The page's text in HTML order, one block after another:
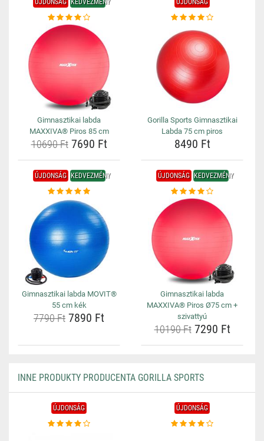
ÚJDONSÁG KEDVEZMÉNY
Gimnasztikai labda
MAXXIVA® Piros 85 cm
10690 Ft7690 Ft
ÚJDONSÁG
Gorilla Sports Gimnasztikai
Labda 75 cm piros
8490 Ft
ÚJDONSÁG KEDVEZMÉNY
Gimnasztikai labda MOVIT®
55 cm kék
7790 Ft 7890 Ft
ÚJDONSÁG KEDVEZMÉNY
Gimnasztikai labda
MAXXIVA® Piros Ø75 cm +
szivattyú
10190 Ft7290 Ft
INNE PRODUKTY PRODUCENTA GORILLA SPORTS
ÚJDONSÁG ÚJDONSÁG